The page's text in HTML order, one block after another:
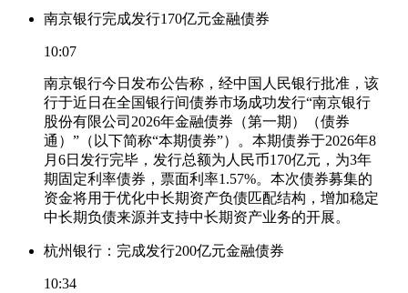
南京银行完成发行170亿元金融债券
10:07
南京银行今日发布公告称，经中国人民银行批准，该
行于近日在全国银行间债券市场成功发行“南京银行
股份有限公司2026年金融债券（第一期）（债券
通）”（以下简称“本期债券”）。本期债券于2026年8
月6日发行完毕，发行总额为人民币170亿元，为3年
期固定利率债券，票面利率1.57%。本次债券募集的
资金将用于优化中长期资产负债匹配结构，增加稳定
中长期负债来源并支持中长期资产业务的开展。
杭州银行：完成发行200亿元金融债券
10:34